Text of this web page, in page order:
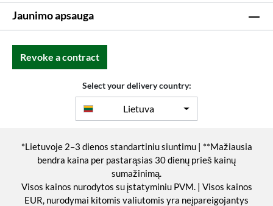
Jaunimo apsauga
Revoke a contract
Select your delivery country:
Lietuva
*Lietuvoje 2–3 dienos standartiniu siuntimu | **Mažiausia
bendra kaina per pastarąsias 30 dienų prieš kainų
sumažinimą.
Visos kainos nurodytos su įstatyminiu PVM. | Visos kainos
EUR, nurodymai kitomis valiutomis yra neįpareigojantys